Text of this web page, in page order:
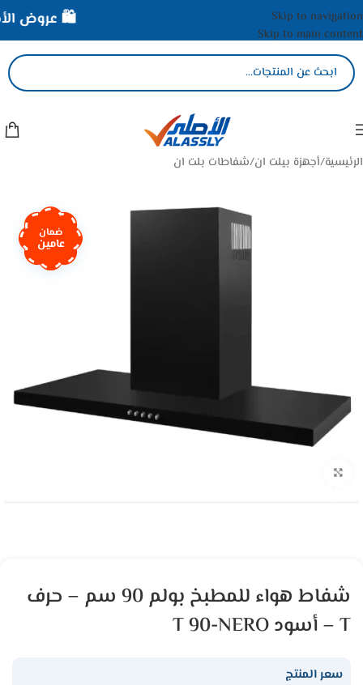
Skip to navigation
Skip to main content
الرئيسية/أجهزة بيلت ان/شفاطات بلت ان
ضمان
عامين
شفاط هواء للمطبخ بولم 90 سم – حرف
T – أسود T 90-NERO
سعر المنتج
🛍️ عروض